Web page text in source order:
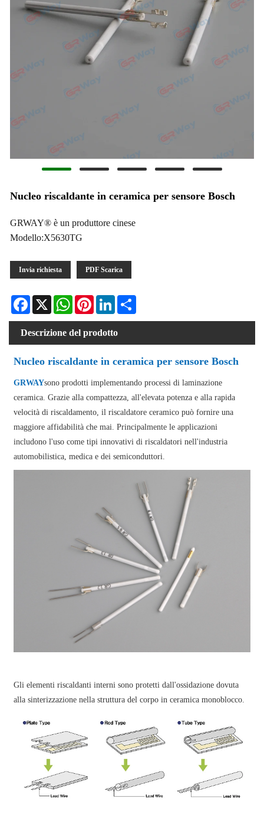
Nucleo riscaldante in ceramica per sensore Bosch
GRWAY® è un produttore cinese
Modello:X5630TG
Invia richiesta PDF Scarica
Facebook
X WhatsAppPinterestLinkedIn
Descrizione del prodotto
Nucleo riscaldante in ceramica per sensore Bosch
GRWAYsono prodotti implementando processi di laminazione
ceramica. Grazie alla compattezza, all'elevata potenza e alla rapida
velocità di riscaldamento, il riscaldatore ceramico può fornire una
maggiore affidabilità che mai. Principalmente le applicazioni
includono l'uso come tipi innovativi di riscaldatori nell'industria
automobilistica, medica e dei semiconduttori.
Gli elementi riscaldanti interni sono protetti dall'ossidazione dovuta
alla sinterizzazione nella struttura del corpo in ceramica monoblocco.